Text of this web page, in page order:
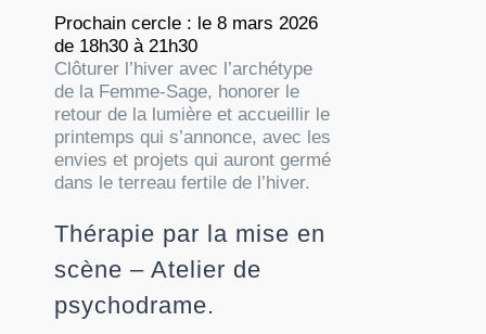
Prochain cercle : le 8 mars 2026
de 18h30 à 21h30
Clôturer l’hiver avec l’archétype
de la Femme-Sage, honorer le
retour de la lumière et accueillir le
printemps qui s’annonce, avec les
envies et projets qui auront germé
dans le terreau fertile de l’hiver.
Thérapie par la mise en
scène – Atelier de
psychodrame.